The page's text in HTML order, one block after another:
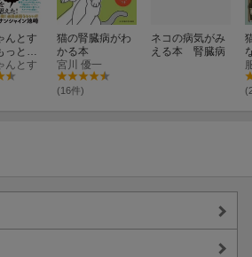
んとす
っと幸
「げぼ
書
んとす
猫の腎臓病がわ
かる本
宮川 優一
(16件)
ネコの病気がみ
える本 腎臓病